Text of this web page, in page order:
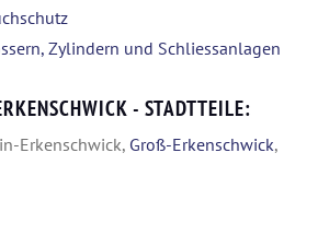
Zylindern und Schliessanlagen
- STADTTEILE:
Erkenschwick, Groß-Erkenschwick,